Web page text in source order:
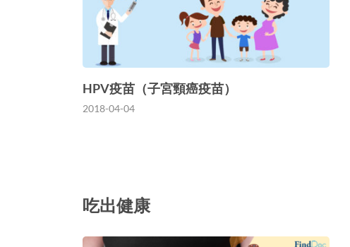
HPV疫苗（子宮頸癌疫苗）
2018-04-04
吃出健康